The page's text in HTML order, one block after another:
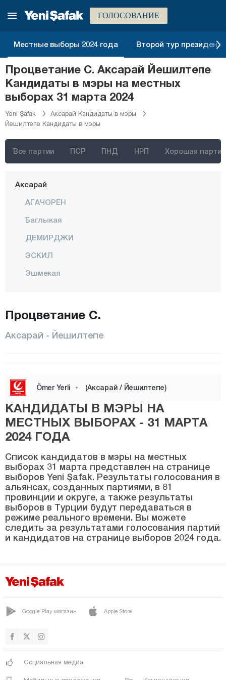
ГОЛОСОВАНИЕ
Местные выборы 2024 года Второй тур
Процветание С. Аксарай Йешилтепе
Кандидаты в мэры на местных
выборах 31 марта 2024
Yeni Şafak
Аксарай Кандидаты в мэры
Йешилтепе Кандидаты в мэры
Все партии ПСР ПНД НРП Хорошая партия
Стамбул
Анкара
Измир
Адана
Адыяман
Агры
Аксарай
АГАЧОРЕН
Баглыкая
ДЕМИРДЖИ
ЭСКИЛ
Эшмекая
Хелвадере
Центр
ОРТАКЕЙ
Саглык
Саратлы
Селиме
СУЛТАНХАНИ
Ташпынар
Топаккая
Еникент
Йешилтепе
Амасья
Анталия
Ардахан
Артвин
Айдын
Процветание С.
Аксарай - Йешилтепе
Ömer Yerli - (Аксарай / Йешилтепе)
КАНДИДАТЫ В МЭРЫ НА
МЕСТНЫХ ВЫБОРАХ - 31 МАРТА
2024 ГОДА
Список кандидатов в мэры на местных
выборах 31 марта представлен на странице
выборов Yeni Şafak. Результаты голосования в
альянсах, созданных партиями, в 81
провинции и округе, а также результаты
выборов в Турции будут передаваться в
режиме реального времени. Вы можете
следить за результатами голосования партий
и кандидатов на странице выборов 2024 года.
Google Play магазин Apple Store
Социальная медиа